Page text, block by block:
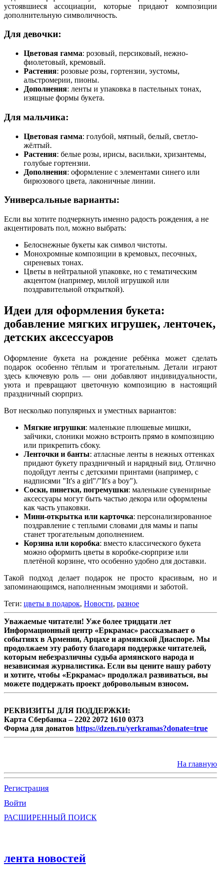
устоявшиеся ассоциации, которые придают композиции
дополнительную символичность.
Для девочки:
Цветовая гамма: розовый, персиковый, нежно-
фиолетовый, кремовый.
Растения: розовые розы, гортензии, эустомы,
альстромерии, пионы.
Дополнения: ленты и упаковка в пастельных тонах,
изящные формы букета.
Для мальчика:
Цветовая гамма: голубой, мятный, белый, светло-
жёлтый.
Растения: белые розы, ирисы, васильки, хризантемы,
голубые гортензии.
Дополнения: оформление с элементами синего или
бирюзового цвета, лаконичные линии.
Универсальные варианты:
Если вы хотите подчеркнуть именно радость рождения, а не
акцентировать пол, можно выбрать:
Белоснежные букеты как символ чистоты.
Монохромные композиции в кремовых, песочных,
сиреневых тонах.
Цветы в нейтральной упаковке, но с тематическим
акцентом (например, милой игрушкой или
поздравительной открыткой).
Идеи для оформления букета:
добавление мягких игрушек, ленточек,
детских аксессуаров
Оформление букета на рождение ребёнка может сделать
подарок особенно тёплым и трогательным. Детали играют
здесь ключевую роль — они добавляют индивидуальности,
уюта и превращают цветочную композицию в настоящий
праздничный сюрприз.
Вот несколько популярных и уместных вариантов:
Мягкие игрушки: маленькие плюшевые мишки,
зайчики, слоники можно встроить прямо в композицию
или прикрепить сбоку.
Ленточки и банты: атласные ленты в нежных оттенках
придают букету праздничный и нарядный вид. Отлично
подойдут ленты с детскими принтами (например, с
надписями "It's a girl"/"It's a boy").
Соски, пинетки, погремушки: маленькие сувенирные
аксессуары могут быть частью декора или оформлены
как часть упаковки.
Мини-открытка или карточка: персонализированное
поздравление с теплыми словами для мамы и папы
станет трогательным дополнением.
Корзина или коробка: вместо классического букета
можно оформить цветы в коробке-сюрпризе или
плетёной корзине, что особенно удобно для доставки.
Такой подход делает подарок не просто красивым, но и
запоминающимся, наполненным эмоциями и заботой.
Теги: цветы в подарок, Новости, разное
Уважаемые читатели! Уже более тридцати лет
Информационный центр «Еркрамас» рассказывает о
событиях в Армении, Арцахе и армянской Диаспоре. Мы
продолжаем эту работу благодаря поддержке читателей,
которым небезразличны судьба армянского народа и
независимая журналистика. Если вы цените нашу работу
и хотите, чтобы «Еркрамас» продолжал развиваться, вы
можете поддержать проект добровольным взносом.
РЕКВИЗИТЫ ДЛЯ ПОДДЕРЖКИ:
Карта Сбербанка – 2202 2072 1610 0373
Форма для донатов https://dzen.ru/yerkramas?donate=true
На главную
Регистрация
Войти
РАСШИРЕННЫЙ ПОИСК
лента новостей